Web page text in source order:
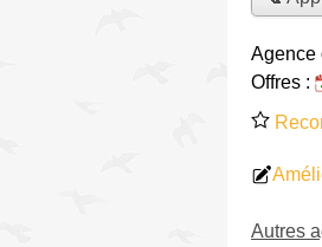
Agence
Offres :
Autres